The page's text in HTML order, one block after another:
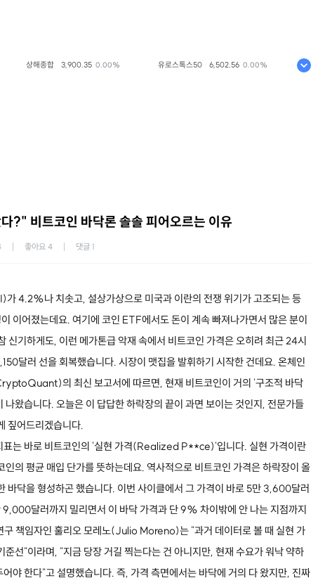
상해종합 3,900.35 0.00% 유로스톡스50 6,502.56 0.00% 코스피
?" 비트코인 바닥론 솔솔 피어오르는 이유
좋아요 4 댓글 1
4.2%나 치솟고, 설상가상으로 미국과 이란의 전쟁 위기가 고조되는 등
이어졌는데요. 여기에 코인 ETF에서도 돈이 계속 빠져나가면서 많은 분이
신기하게도, 이런 메가톤급 악재 속에서 비트코인 가격은 오히려 최근 24시
달러 선을 회복했습니다. 시장이 맷집을 발휘하기 시작한 건데요. 온체인
의 최신 보고서에 따르면, 현재 비트코인이 거의 '구조적 바닥
나왔습니다. 오늘은 이 답답한 하락장의 끝이 과면 보이는 것인지, 전문가들
짚어드리겠습니다.
표는 바로 비트코인의 '실현 가격(Realized P**ce)'입니다. 실현 가격이란
인의 평균 매입 단가를 뜻하는데요. 역사적으로 비트코인 가격은 하락장이 올
바닥을 형성하곤 했습니다. 이번 사이클에서 그 가격이 바로 5만 3,600달러
달러까지 밀리면서 이 바닥 가격과 단 9% 차이밖에 안 나는 지점까지
구 책임자인 훌리오 모레노(Julio Moreno)는 "과거 데이터로 볼 때 실현 가
준선"이라며, "지금 당장 거길 찍는다는 건 아니지만, 현재 수요가 워낙 약하
야 한다"고 설명했습니다. 즉, 가격 측면에서는 바닥에 거의 다 왔지만, 진짜